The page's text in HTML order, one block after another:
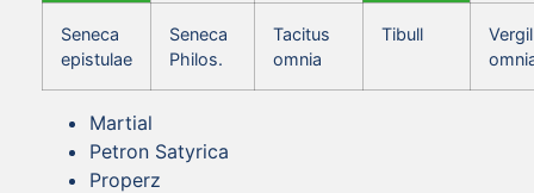
Seneca
epistulae
Seneca
Philos.
Tacitus
omnia
Tibull
Vergil
Martial
Petron Satyrica
Properz